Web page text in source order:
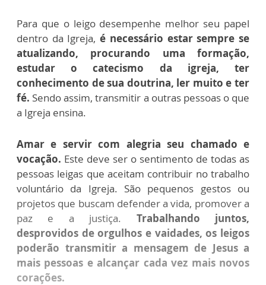
Para que o leigo desempenhe melhor seu papel
dentro da Igreja,é necessário estar sempre se
atualizando, procurando uma formação,
estudar o catecismo da igreja, ter
conhecimento de sua doutrina, ler muito e ter
fé. Sendo assim, transmitir a outras pessoas o que
a Igreja ensina.
Amar e servir com alegria seu chamado e
vocação. Este deve ser o sentimento de todas as
pessoas leigas que aceitam contribuir no trabalho
voluntário da Igreja. São pequenos gestos ou
projetos que buscam defender a vida, promover a
paz e a justiça. Trabalhando juntos,
desprovidos de orgulhos e vaidades, os leigos
poderão transmitir a mensagem de Jesus a
mais pessoas e alcançar cada vez mais novos
corações.